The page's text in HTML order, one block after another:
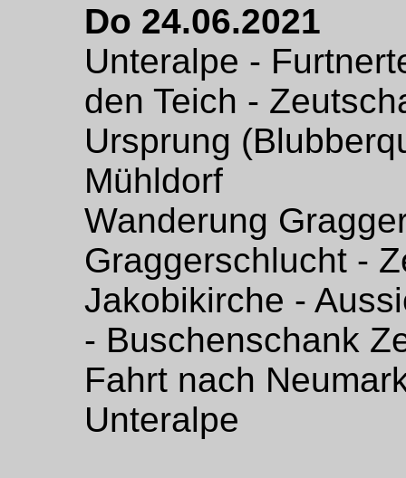
Do 24.06.2021
Unteralpe -
den Teich -
Ursprung
Mühldorf
Wanderung
Graggerschlucht -
Jakobikirche -
- Buschenschank
Fahrt nach
Unteralpe